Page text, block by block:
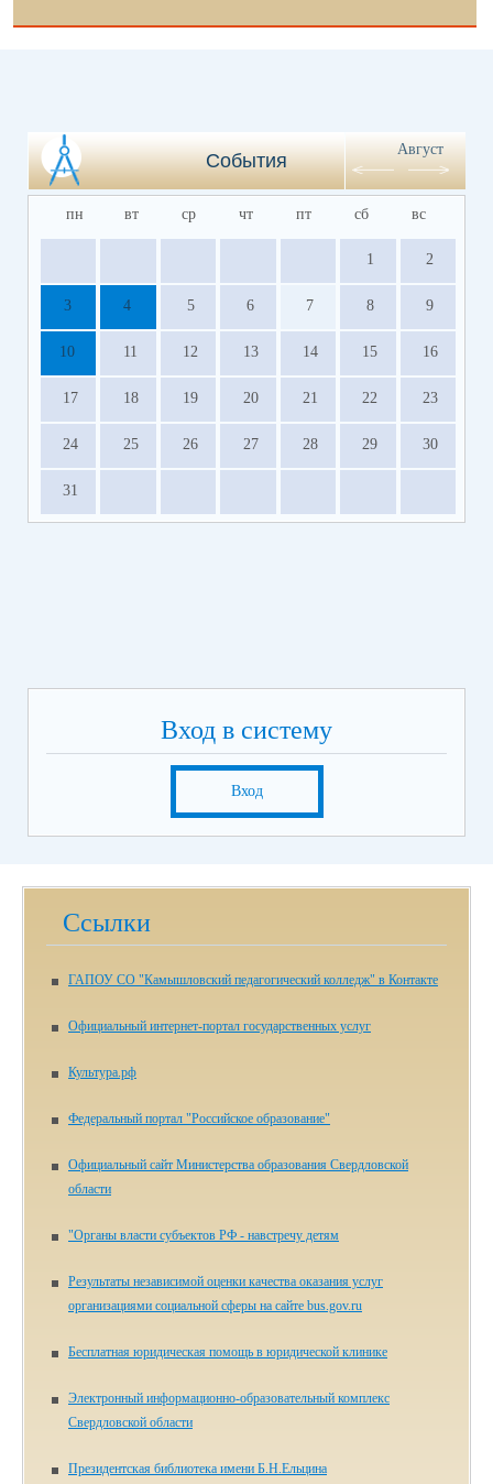
События
Август
пн вт ср чт пт сб вс
1 2
3 4 5 6 7 8 9
10 11 12 13 14 15 16
17 18 19 20 21 22 23
24 25 26 27 28 29 30
31
Вход в систему
Вход
Ссылки
ГАПОУ СО "Камышловский педагогический колледж" в Контакте
Официальный интернет-портал государственных услуг
Культура.рф
Федеральный портал "Российское образование"
Официальный сайт Министерства образования Свердловской
области
"Органы власти субъектов РФ - навстречу детям
Результаты независимой оценки качества оказания услуг
организациями социальной сферы на сайте bus.gov.ru
Бесплатная юридическая помощь в юридической клинике
Электронный информационно-образовательный комплекс
Свердловской области
Президентская библиотека имени Б.Н.Ельцина